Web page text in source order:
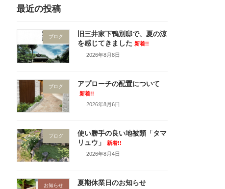
最近の投稿
ブログ
旧三井家下鴨別邸で、夏の涼
を感じてきました 新着!!
2026年8月8日
ブログ アプローチの配置について
新着!!
2026年8月6日
ブログ
使い勝手の良い地被類「タマ
リュウ」
新着!!
2026年8月4日
お知らせ 夏期休業日のお知らせ